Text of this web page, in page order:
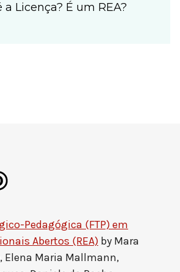
a Licença? É um REA?
Pedagógica (FTP) em
Abertos (REA) by Mara
Elena Maria Mallmann,